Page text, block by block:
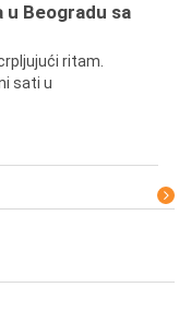
Beogradu sa
ritam.
sati u